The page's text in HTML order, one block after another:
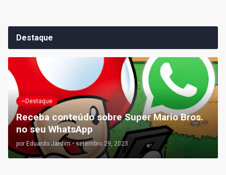
Destaque
~Destaque
Receba conteúdo sobre Super Mario Bros.
no seu WhatsApp
por Eduardo Jardim • setembro 29, 2023